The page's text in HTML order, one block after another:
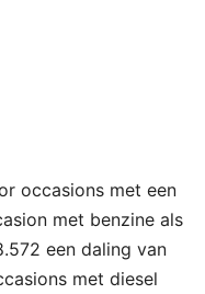
occasions met een
met benzine als
een daling van
met diesel